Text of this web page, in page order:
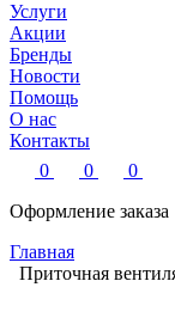
Услуги
Акции
Бренды
Новости
Помощь
О нас
Контакты
0
0
0
Оформление заказа
Главная
Приточная